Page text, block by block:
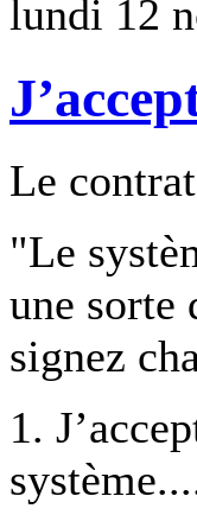
lundi 12
Le
"Le
une sorte
signez
1.